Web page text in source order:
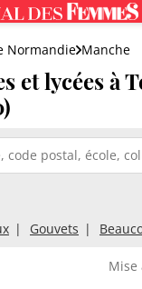
Normandie Manche
et lycées à
Gouvets
Mise